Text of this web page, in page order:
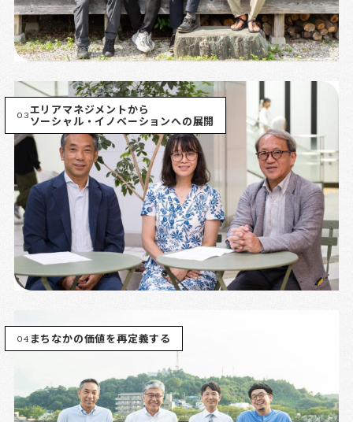
03エリアマネジメントから
ソーシャル・イノベーションへの展開
04 まちなかの価値を再定義する